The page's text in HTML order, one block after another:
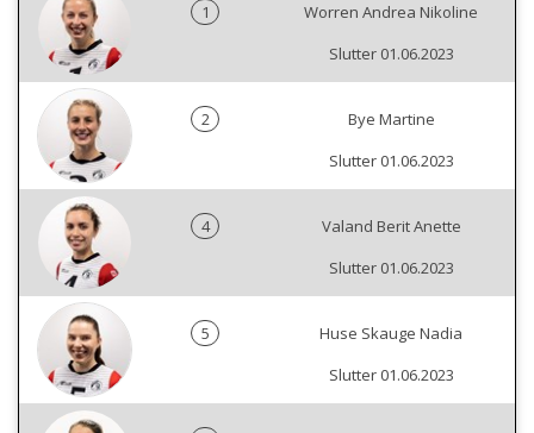
1
Worren Andrea Nikoline
Slutter 01.06.2023
2
Bye Martine
Slutter 01.06.2023
4
Valand Berit Anette
Slutter 01.06.2023
5
Huse Skauge Nadia
Slutter 01.06.2023